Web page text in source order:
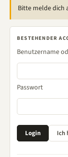
Bitte melde dich
BESTEHENDER
Benutzername
Passwort